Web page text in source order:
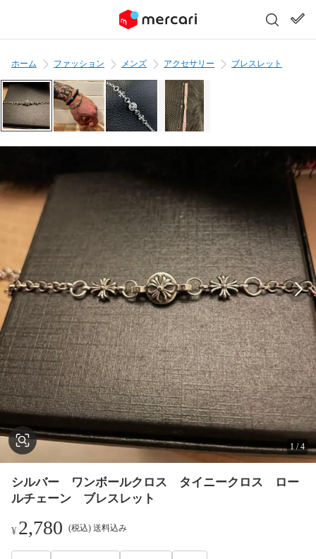
ホーム ファッション メンズ アクセサリー ブレスレット
1 /4
シルバー ワンボールクロス タイニークロス ロー
ルチェーン ブレスレット
¥2,780 (税込) 送料込み